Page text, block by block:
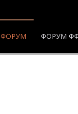
ФОРУМ ФОРУМ